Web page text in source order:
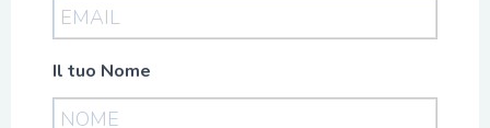
Il tuo Nome